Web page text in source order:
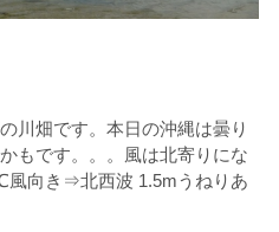
川畑です。本日の沖縄は曇り
もです。。。風は北寄りにな
向き⇒北西波 1.5mうねりあ